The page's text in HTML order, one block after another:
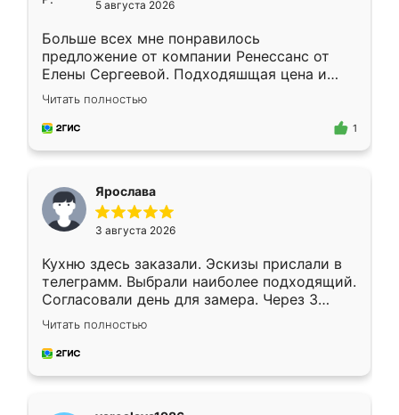
5 августа 2026
Больше всех мне понравилось
предложение от компании Ренессанс от
Елены Сергеевой. Подходяшщая цена и
короткие сроки изготовления. Приехавший
для замера сотрудник Владислав
предложил по моему эскизу самый
Читать полностью
1
Ярослава
3 августа 2026
Кухню здесь заказали. Эскизы прислали в
телеграмм. Выбрали наиболее подходящий.
Согласовали день для замера. Через 3
недели кухня была уже готова. Остались
довольны работой. Спасибо Ренессанс
мебель за качественную работу!
Читать полностью